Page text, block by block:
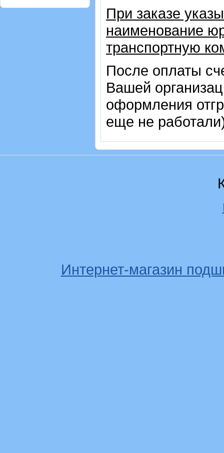
При заказе
наименование
транспортную
После оплаты
Вашей
оформления
еще не
Интернет-магазин